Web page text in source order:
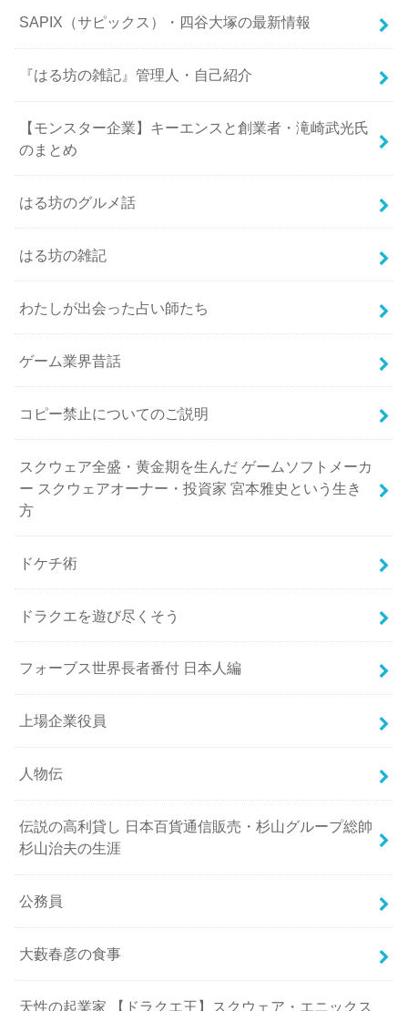
SAPIX（サピックス）・四谷大塚の最新情報
『はる坊の雑記』管理人・自己紹介
【モンスター企業】キーエンスと創業者・滝崎武光氏
のまとめ
はる坊のグルメ話
はる坊の雑記
わたしが出会った占い師たち
ゲーム業界昔話
コピー禁止についてのご説明
スクウェア全盛・黄金期を生んだ ゲームソフトメーカ
ー スクウェアオーナー・投資家 宮本雅史という生き
方
ドケチ術
ドラクエを遊び尽くそう
フォーブス世界長者番付 日本人編
上場企業役員
人物伝
伝説の高利貸し 日本百貨通信販売・杉山グループ総帥
杉山治夫の生涯
公務員
大藪春彦の食事
天性の起業家 【ドラクエ王】スクウェア・エニックス